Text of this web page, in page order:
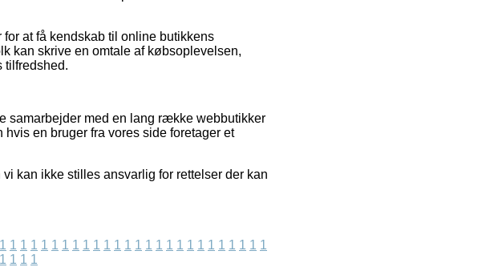
at få kendskab til online butikkens
kan skrive en omtale af købsoplevelsen,
tilfredshed.
samarbejder med en lang række webbutikker
en bruger fra vores side foretager et
kan ikke stilles ansvarlig for rettelser der kan
1 1 1 1 1 1 1 1 1 1 1 1 1 1 1 1 1 1 1 1 1 1 1 1 1 1
1 1 1 1